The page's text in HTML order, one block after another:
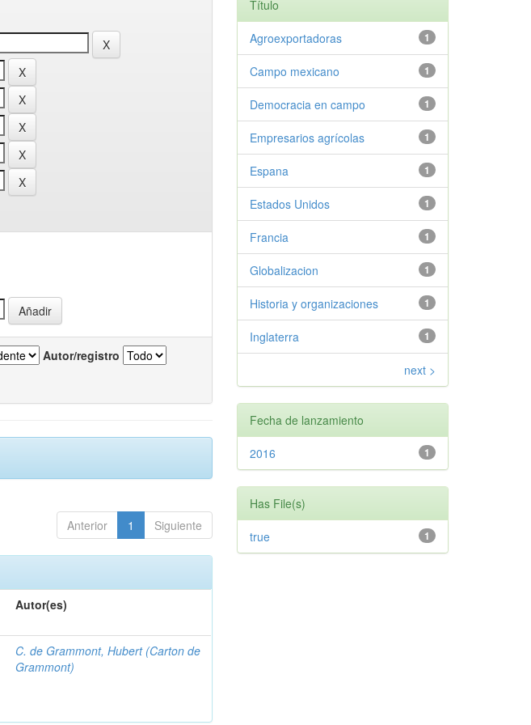
Autor/registro
Anterior 1 Siguiente
Autor(es)
C. de Grammont, Hubert (Carton de
Grammont)
Título
1
Agroexportadoras
1
Campo mexicano
1
Democracia en campo
1
Empresarios agrícolas
1
Espana
1
Estados Unidos
1
Francia
1
Globalizacion
1
Historia y organizaciones
1
Inglaterra
next >
Fecha de lanzamiento
1
2016
Has File(s)
1
true